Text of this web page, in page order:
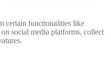
certain functionalities like
social media platforms, collect